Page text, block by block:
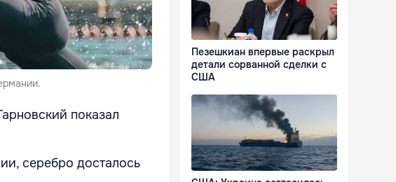
показал
серебро досталось
Пезешкиан впервые раскрыл
детали сорванной сделки с
США